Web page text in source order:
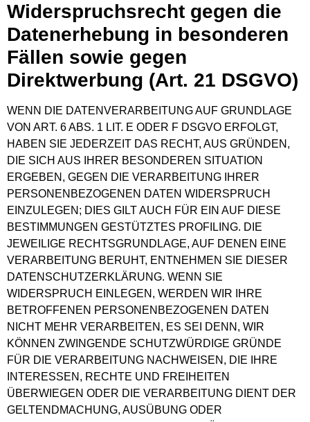
Widerspruchsrecht gegen die
Datenerhebung in besonderen
Fällen sowie gegen
Direktwerbung (Art. 21 DSGVO)
WENN DIE DATENVERARBEITUNG AUF GRUNDLAGE
VON ART. 6 ABS. 1 LIT. E ODER F DSGVO ERFOLGT,
HABEN SIE JEDERZEIT DAS RECHT, AUS GRÜNDEN,
DIE SICH AUS IHRER BESONDEREN SITUATION
ERGEBEN, GEGEN DIE VERARBEITUNG IHRER
PERSONENBEZOGENEN DATEN WIDERSPRUCH
EINZULEGEN; DIES GILT AUCH FÜR EIN AUF DIESE
BESTIMMUNGEN GESTÜTZTES PROFILING. DIE
JEWEILIGE RECHTSGRUNDLAGE, AUF DENEN EINE
VERARBEITUNG BERUHT, ENTNEHMEN SIE DIESER
DATENSCHUTZERKLÄRUNG. WENN SIE
WIDERSPRUCH EINLEGEN, WERDEN WIR IHRE
BETROFFENEN PERSONENBEZOGENEN DATEN
NICHT MEHR VERARBEITEN, ES SEI DENN, WIR
KÖNNEN ZWINGENDE SCHUTZWÜRDIGE GRÜNDE
FÜR DIE VERARBEITUNG NACHWEISEN, DIE IHRE
INTERESSEN, RECHTE UND FREIHEITEN
ÜBERWIEGEN ODER DIE VERARBEITUNG DIENT DER
GELTENDMACHUNG, AUSÜBUNG ODER